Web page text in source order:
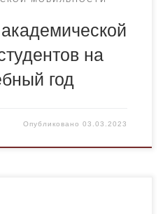
на
год
Опубликовано03.03.2023